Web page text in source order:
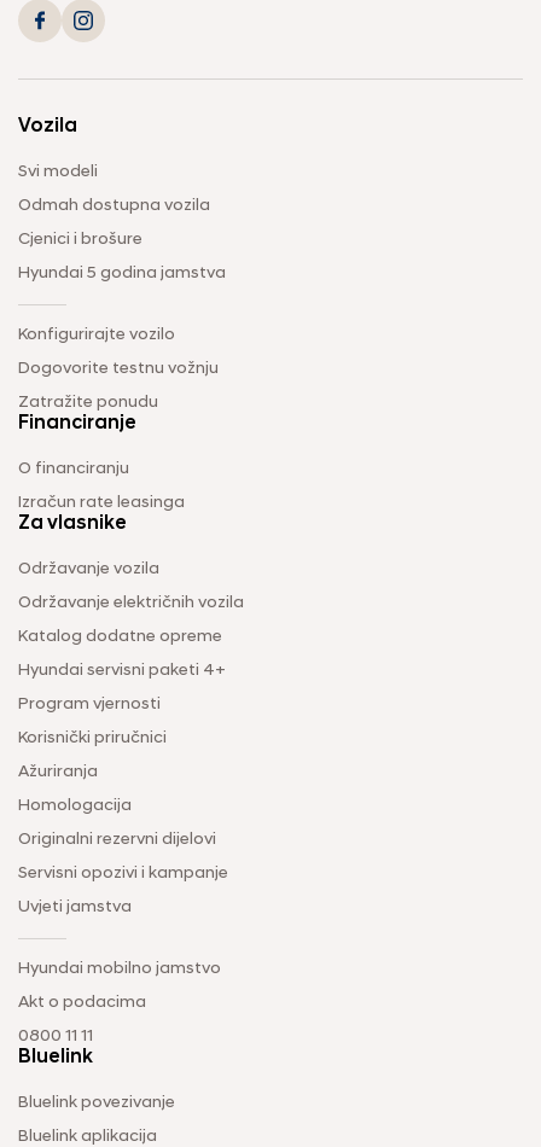
Vozila
Svi modeli
Odmah dostupna vozila
Cjenici i brošure
Hyundai 5 godina jamstva
Konfigurirajte vozilo
Dogovorite testnu vožnju
Zatražite ponudu
Financiranje
O financiranju
Izračun rate leasinga
Za vlasnike
Održavanje vozila
Održavanje električnih vozila
Katalog dodatne opreme
Hyundai servisni paketi 4+
Program vjernosti
Korisnički priručnici
Ažuriranja
Homologacija
Originalni rezervni dijelovi
Servisni opozivi i kampanje
Uvjeti jamstva
Hyundai mobilno jamstvo
Akt o podacima
0800 11 11
Bluelink
Bluelink povezivanje
Bluelink aplikacija